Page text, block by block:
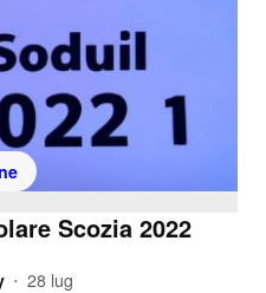
Scozia 2022
• 28 lug